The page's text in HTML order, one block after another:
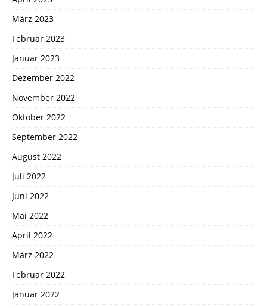
März 2023
Februar 2023
Januar 2023
Dezember 2022
November 2022
Oktober 2022
September 2022
August 2022
Juli 2022
Juni 2022
Mai 2022
April 2022
März 2022
Februar 2022
Januar 2022